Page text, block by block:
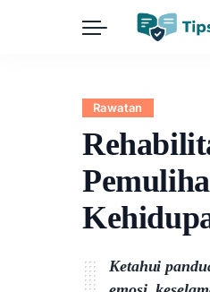
Kehamilan
Kesihatan Mental
Seksualiti
Nutrisi
Kesihatan Digital
Sains Sukan
Estetik
Rawatan
Ketahui